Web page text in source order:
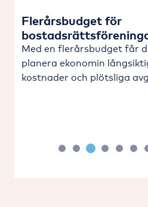
Flerårsbudget för
Med en flerårsbudget får
planera ekonomin
kostnader och plötsliga